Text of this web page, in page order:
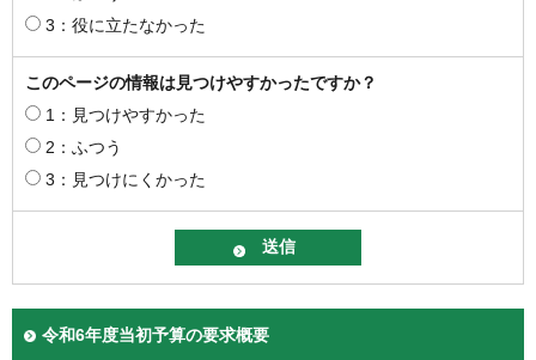
3：役に立たなかった
このページの情報は見つけやすかったですか？
1：見つけやすかった
2：ふつう
3：見つけにくかった
令和6年度当初予算の要求概要